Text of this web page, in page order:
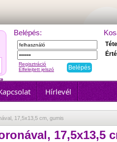
Belépés:
Regisztráció
Elfelejtett jelszó
Hírlevél
17,5x13,5 cm, gumis
17,5x13,5